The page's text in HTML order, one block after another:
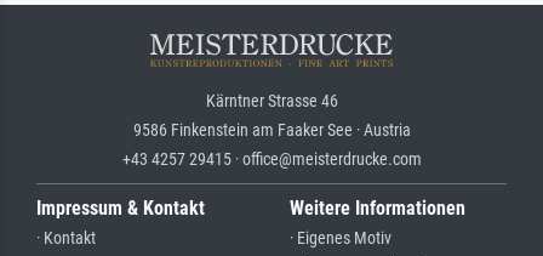
Kärntner Strasse 46
9586 Finkenstein am Faaker See · Austria
+43 4257 29415 · office@meisterdrucke.com
Impressum & Kontakt
· Kontakt
Weitere Informationen
· Eigenes Motiv